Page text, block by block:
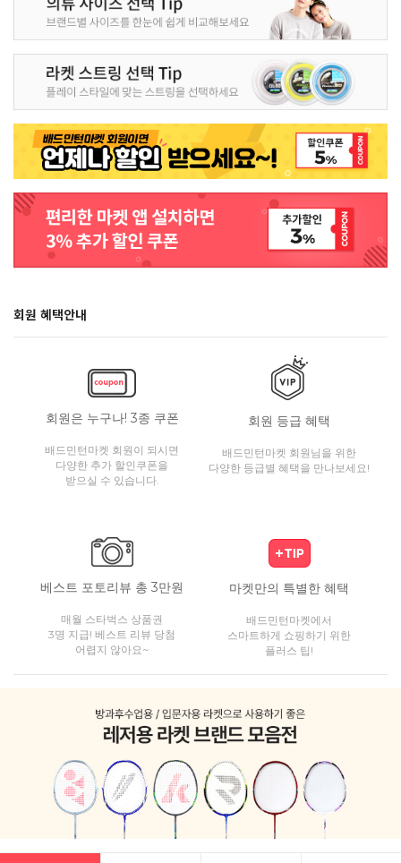
회원 혜택안내
회원은 누구나! 3종 쿠폰
배드민턴마켓 회원이 되시면
다양한 추가 할인쿠폰을
받으실 수 있습니다.
회원 등급 혜택
배드민턴마켓 회원님을 위한
다양한 등급별 혜택을 만나보세요!
베스트 포토리뷰 총 3만원
매월 스타벅스 상품권
3명 지급! 베스트 리뷰 당첨
어렵지 않아요~
마켓만의 특별한 혜택
배드민턴마켓에서
스마트하게 쇼핑하기 위한
플러스 팁!